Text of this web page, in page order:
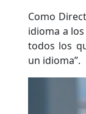
Como
idioma a
todos los
un idioma”.